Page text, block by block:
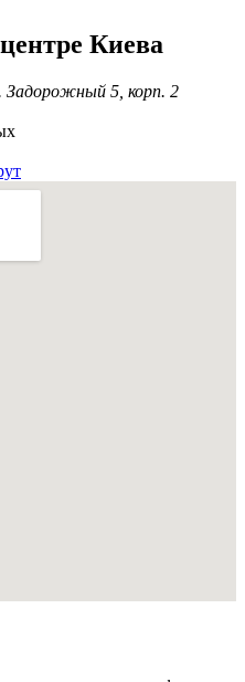
Киева
Задорожный 5, корп. 2